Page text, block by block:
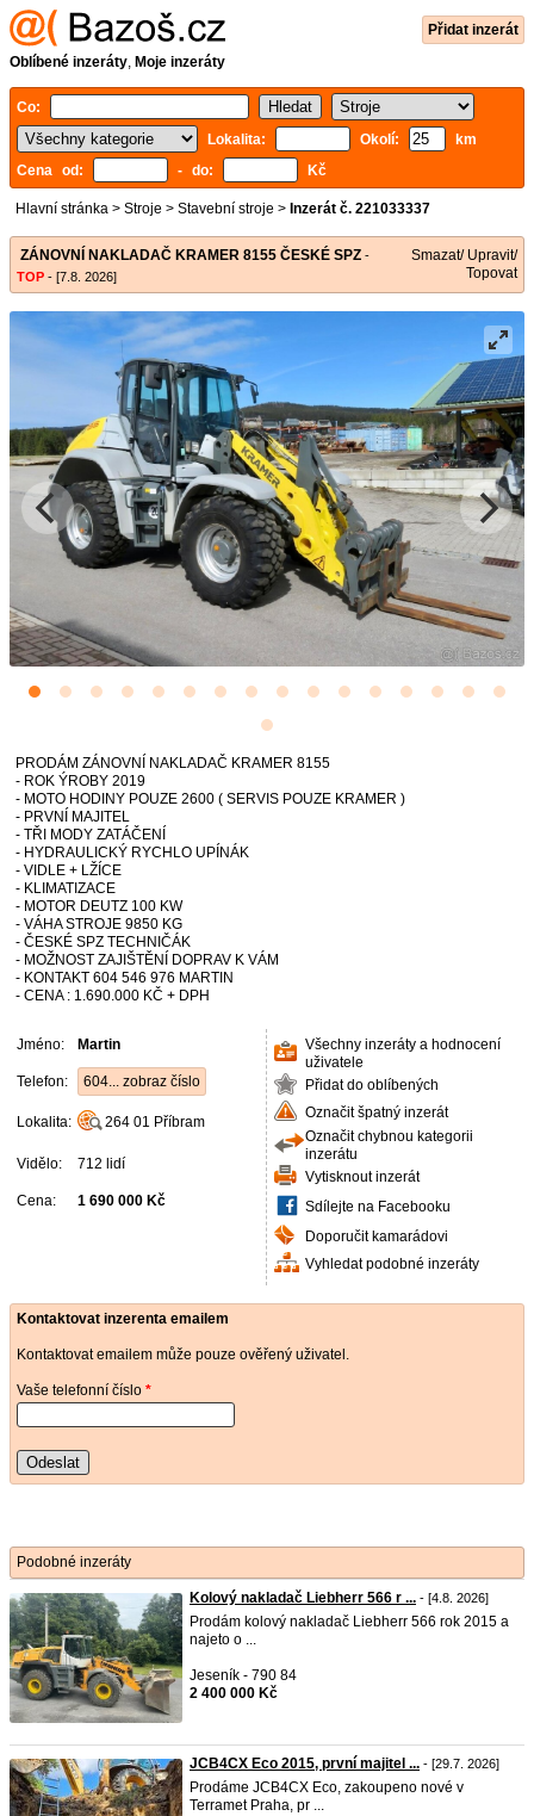
Přidat inzerát
Oblíbené inzeráty, Moje inzeráty
Co:
Lokalita:
Okolí:
km
Cena od:
- do: Kč
Hlavní stránka > Stroje > Stavební stroje > Inzerát č. 221033337
ZÁNOVNÍ NAKLADAČ KRAMER 8155 ČESKÉ SPZ -
TOP - [7.8. 2026]
Smazat/ Upravit/
Topovat
PRODÁM ZÁNOVNÍ NAKLADAČ KRAMER 8155
- ROK ÝROBY 2019
- MOTO HODINY POUZE 2600 ( SERVIS POUZE KRAMER )
- PRVNÍ MAJITEL
- TŘI MODY ZATÁČENÍ
- HYDRAULICKÝ RYCHLO UPÍNÁK
- VIDLE + LŽÍCE
- KLIMATIZACE
- MOTOR DEUTZ 100 KW
- VÁHA STROJE 9850 KG
- ČESKÉ SPZ TECHNIČÁK
- MOŽNOST ZAJIŠTĚNÍ DOPRAV K VÁM
- KONTAKT 604 546 976 MARTIN
- CENA : 1.690.000 KČ + DPH
Jméno: Martin
Telefon: 604... zobraz číslo
Lokalita: 264 01 Příbram
Vidělo: 712 lidí
Cena: 1 690 000 Kč
Všechny inzeráty a hodnocení
uživatele
Přidat do oblíbených
Označit špatný inzerát
Označit chybnou kategorii
inzerátu
Vytisknout inzerát
Sdílejte na Facebooku
Doporučit kamarádovi
Vyhledat podobné inzeráty
Kontaktovat inzerenta emailem
Kontaktovat emailem může pouze ověřený uživatel.
Vaše telefonní číslo *
Odeslat
Podobné inzeráty
Kolový nakladač Liebherr 566 r ... - [4.8. 2026]
Prodám kolový nakladač Liebherr 566 rok 2015 a
najeto o ...
Jeseník - 790 84
2 400 000 Kč
JCB4CX Eco 2015, první majitel ... - [29.7. 2026]
Prodáme JCB4CX Eco, zakoupeno nové v
Terramet Praha, pr ...